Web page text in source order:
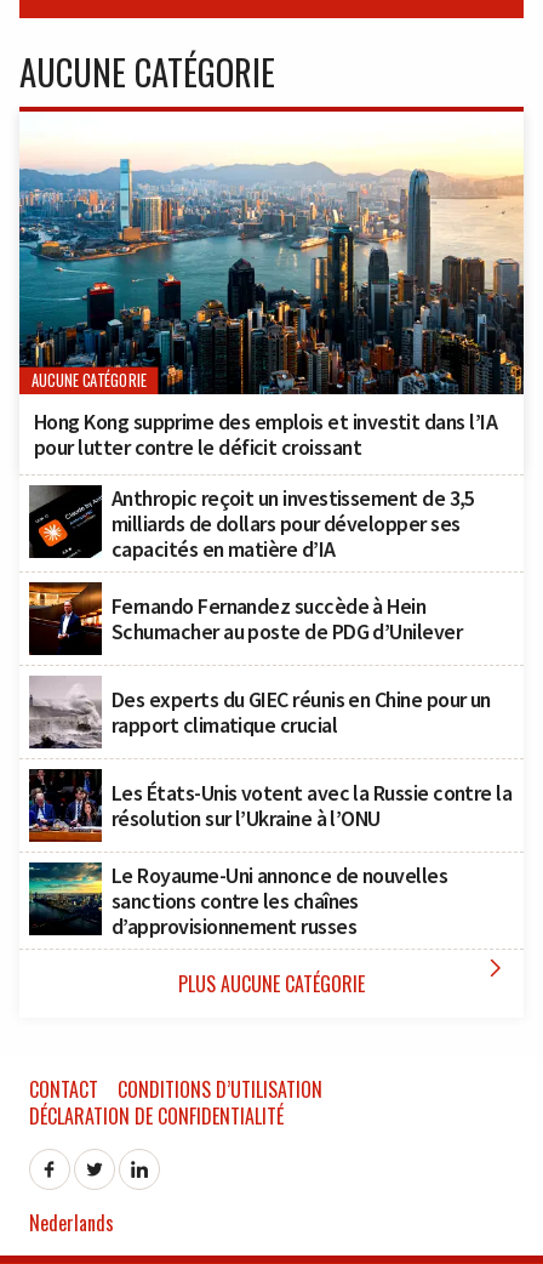
AUCUNE CATÉGORIE
AUCUNE CATÉGORIE
Hong Kong supprime des emplois et investit dans l’IA
pour lutter contre le déficit croissant
Anthropic reçoit un investissement de 3,5
milliards de dollars pour développer ses
capacités en matière d’IA
Fernando Fernandez succède à Hein
Schumacher au poste de PDG d’Unilever
Des experts du GIEC réunis en Chine pour un
rapport climatique crucial
Les États-Unis votent avec la Russie contre la
résolution sur l’Ukraine à l’ONU
Le Royaume-Uni annonce de nouvelles
sanctions contre les chaînes
d’approvisionnement russes
PLUS AUCUNE CATÉGORIE 
CONTACT
CONDITIONS D’UTILISATION
DÉCLARATION DE CONFIDENTIALITÉ
Nederlands